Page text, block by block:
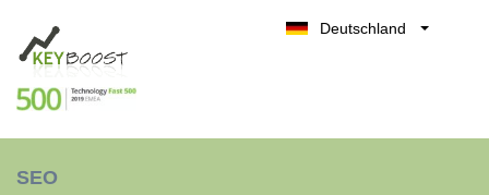
Deutschland
SEO